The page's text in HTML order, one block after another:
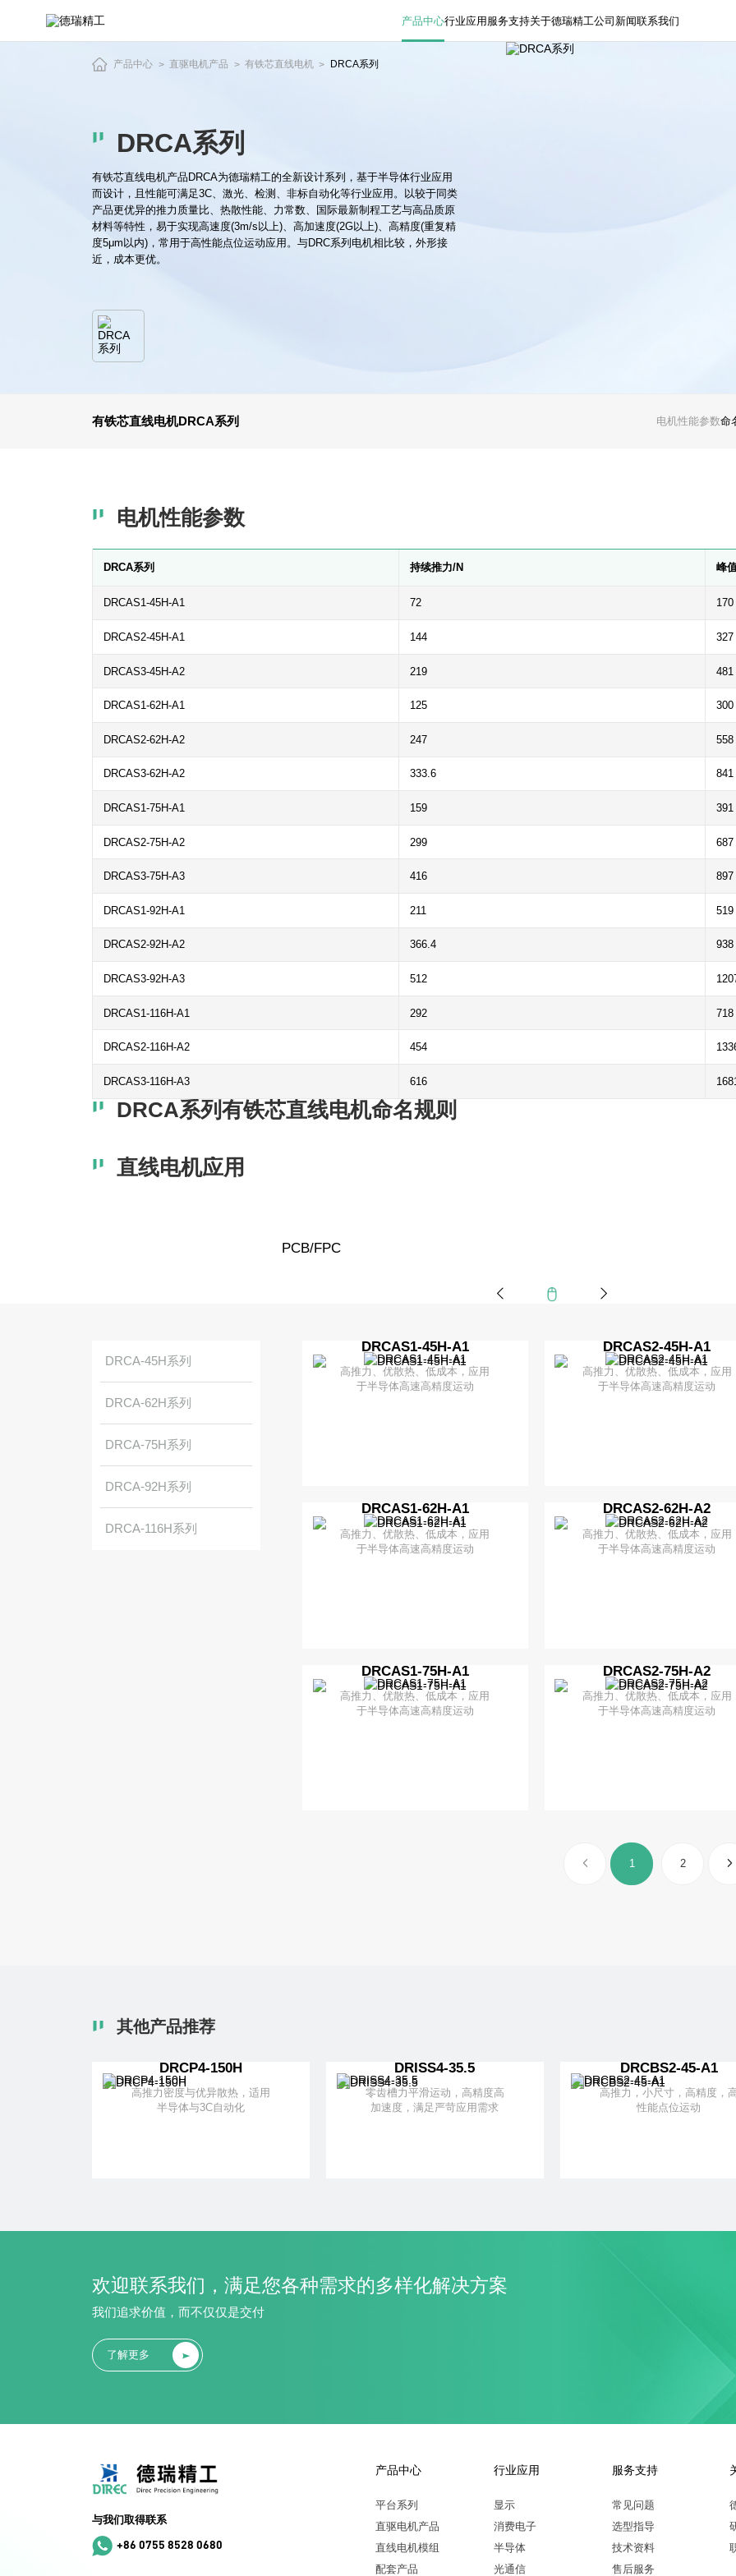
列
产品中心行业应用服务支持关于德瑞精工公司新闻联系我们
产品中心 > 直驱电机产品 > 有铁芯直线电机 > DRCA系列
DRCA系列
有铁芯直线电机产品DRCA为德瑞精工的全新设计系列，基于半导体行业应用
而设计，且性能可满足3C、激光、检测、非标自动化等行业应用。以较于同类
产品更优异的推力质量比、热散性能、力常数、国际最新制程工艺与高品质原
材料等特性，易于实现高速度(3m/s以上)、高加速度(2G以上)、高精度(重复精
度5μm以内)，常用于高性能点位运动应用。与DRC系列电机相比较，外形接
近，成本更优。
有铁芯直线电机DRCA系列 电机性能参数命
电机性能参数
DRCA系列 持续推力/N 峰
DRCAS1-45H-A1 72 170
DRCAS2-45H-A1 144 327
DRCAS3-45H-A2 219 481
DRCAS1-62H-A1 125 300
DRCAS2-62H-A2 247 558
DRCAS3-62H-A2 333.6 841
DRCAS1-75H-A1 159 391
DRCAS2-75H-A2 299 687
DRCAS3-75H-A3 416 897
DRCAS1-92H-A1 211 519
DRCAS2-92H-A2 366.4 938
DRCAS3-92H-A3 512
DRCAS1-116H-A1 292 718
DRCAS2-116H-A2 454
DRCAS3-116H-A3 616 1681
DRCA系列有铁芯直线电机命名规则
直线电机应用
PCB/FPC
DRCA-45H系列
DRCA-62H系列
DRCA-75H系列
DRCA-92H系列
DRCA-116H系列
DRCAS1-45H-A1
高推力、优散热、低成本，应用
于半导体高速高精度运动
了解更多 + 加入对比
DRCAS2-45H-A1
高推力、优散热、低成本，应用
于半导体高速高精度运动
了解更多 + 加入对比
DRCAS1-62H-A1
高推力、优散热、低成本，应用
于半导体高速高精度运动
了解更多 + 加入对比
DRCAS2-62H-A2
高推力、优散热、低成本，应用
于半导体高速高精度运动
了解更多 + 加入对比
DRCAS1-75H-A1
高推力、优散热、低成本，应用
于半导体高速高精度运动
DRCAS2-75H-A2
高推力、优散热、低成本，应用
于半导体高速高精度运动
了解更多
1
2
其他产品推荐
DRCP4-150H
高推力密度与优异散热，适用
半导体与3C自动化
DRISS4-35.5
零齿槽力平滑运动，高精度高
加速度，满足严苛应用需求
DRCBS2-45-A1
高推力，小尺寸，高精度，
性能点位运动
欢迎联系我们，满足您各种需求的多样化解决方案
我们追求价值，而不仅仅是交付
了解更多
与我们取得联系
+86 0755 8528 0680
产品中心
平台系列
直驱电机产品
直线电机模组
配套产品
行业应用
显示
消费电子
半导体
光通信
服务支持
常见问题
选型指导
技术资料
售后服务